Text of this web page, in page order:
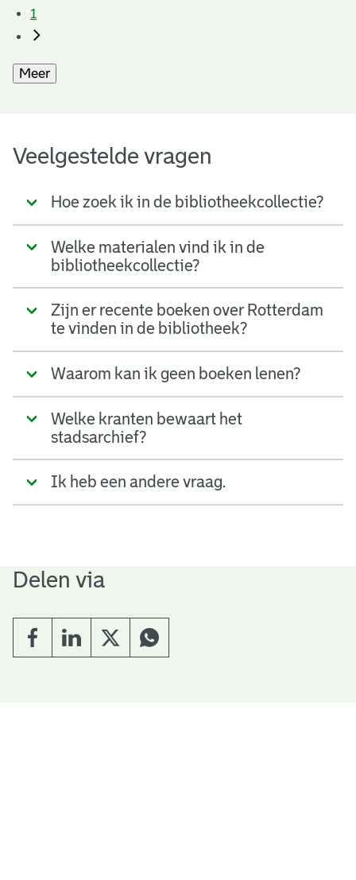
1
Meer
Veelgestelde vragen
Hoe zoek ik in de bibliotheekcollectie?
Welke materialen vind ik in de
bibliotheekcollectie?
Zijn er recente boeken over Rotterdam
te vinden in de bibliotheek?
Waarom kan ik geen boeken lenen?
Welke kranten bewaart het
stadsarchief?
Ik heb een andere vraag.
Delen via